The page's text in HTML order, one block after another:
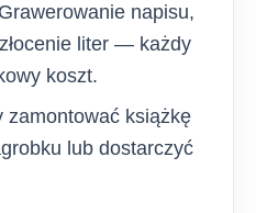
Grawerowanie napisu,
liter — każdy
koszt.
zamontować książkę
lub dostarczyć